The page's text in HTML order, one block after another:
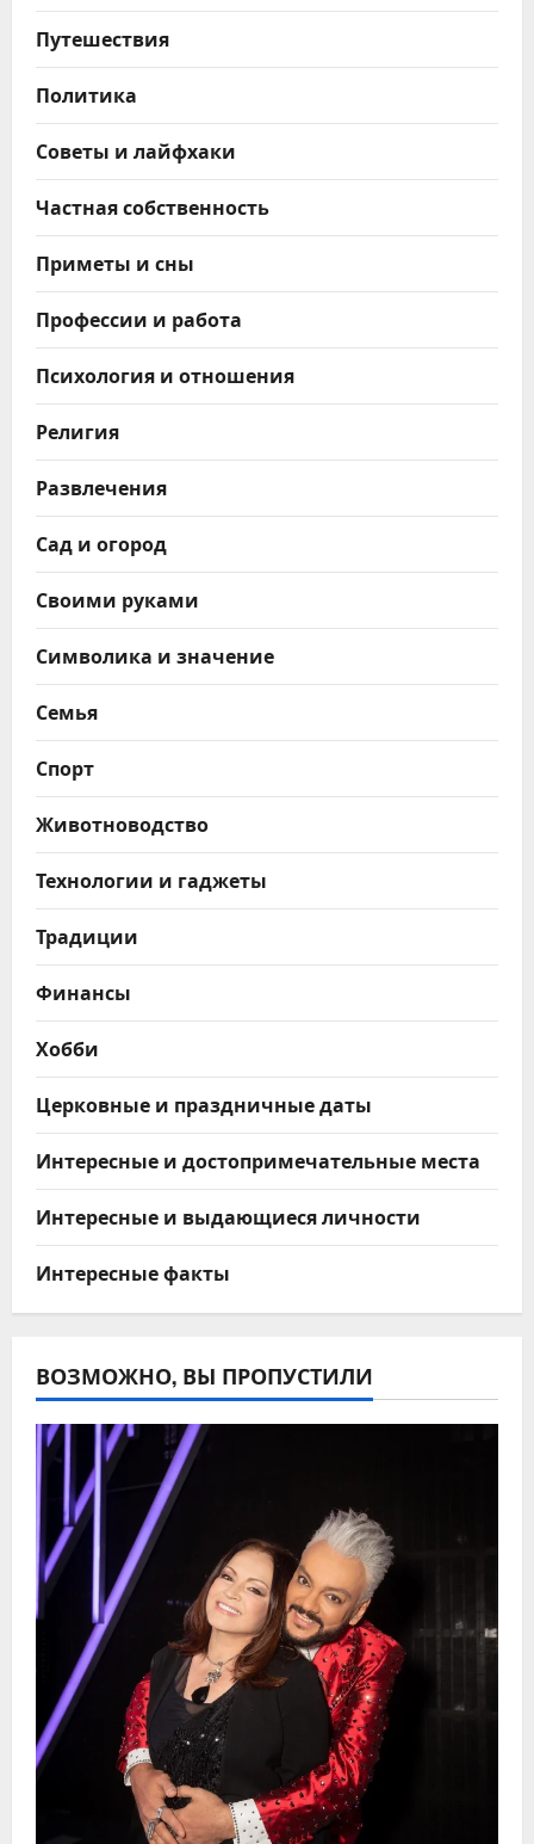
Путешествия
Политика
Советы и лайфхаки
Частная собственность
Приметы и сны
Профессии и работа
Психология и отношения
Религия
Развлечения
Сад и огород
Своими руками
Символика и значение
Семья
Спорт
Животноводство
Технологии и гаджеты
Традиции
Финансы
Хобби
Церковные и праздничные даты
Интересные и достопримечательные места
Интересные и выдающиеся личности
Интересные факты
ВОЗМОЖНО, ВЫ ПРОПУСТИЛИ